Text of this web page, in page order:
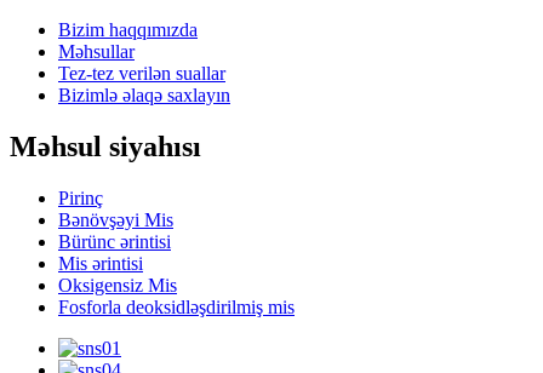
Bizim haqqımızda
Məhsullar
Tez-tez verilən suallar
Bizimlə əlaqə saxlayın
Məhsul siyahısı
Pirinç
Bənövşəyi Mis
Bürünc ərintisi
Mis ərintisi
Oksigensiz Mis
Fosforla deoksidləşdirilmiş mis